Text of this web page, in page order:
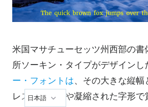
米国マサチューセッツ州西部の書
所ソーキン・タイプがデザインし
ー・フォントは、その大きな縦幅
レスのあるやや凝縮された字形で
日本語